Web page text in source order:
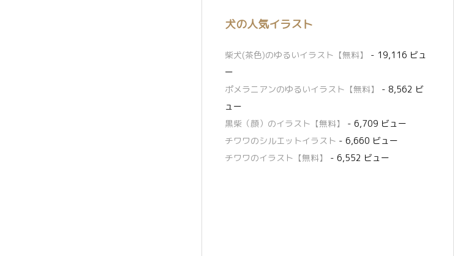
犬の人気イラスト
柴犬(茶色)のゆるいイラスト【無料】
- 19,116 ビュ
ー
ポメラニアンのゆるいイラスト【無料】
- 8,562 ビ
ュー
黒柴（顔）のイラスト【無料】
- 6,709 ビュー
チワワのシルエットイラスト - 6,660 ビュー
チワワのイラスト【無料】
- 6,552 ビュー